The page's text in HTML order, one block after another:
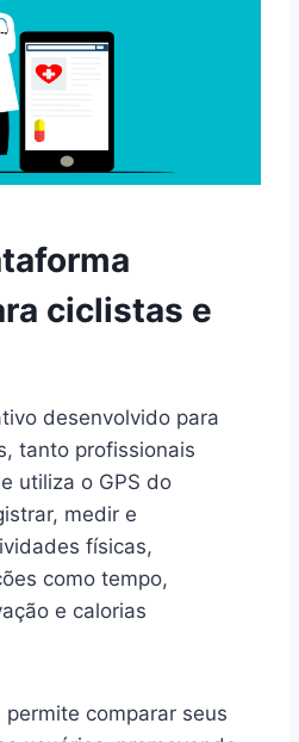
ciclistas e
desenvolvido para
tanto profissionais
utiliza o GPS do
medir e
físicas,
como tempo,
e calorias
comparar seus